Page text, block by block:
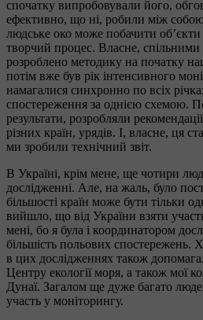
спочатку випробовували його,
ефективно, що ні, робили між собою
людське око може побачити об’єкти
творчий процес. Власне, спільними
розроблено методику на початку
потім вже був рік інтенсивного
намагалися синхронно по всіх
спостереження за однією схемою.
результати, розробляли
різних країн, урядів. І, власне, ця
ми зробили технічний звіт.
В Україні, крім мене, ще чотири
дослідженні. Але, на жаль, було
більшості країн може бути тільки
вийшло, що від України взяти
мені, бо я була і координатором
більшість польових спостережень.
в цих дослідженнях також
Центру екології моря, а також мої
Дунаї. Загалом ще дуже багато
участь у моніторингу.